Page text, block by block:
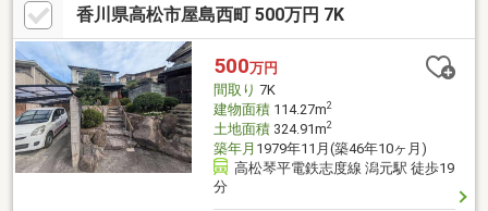
香川県高松市屋島西町 500万円 7K
500万円
間取り 7K
建物面積114.27m2
土地面積324.91m2
築年月 1979年11月(築46年10ヶ月)
高松琴平電鉄志度線 潟元駅 徒歩19
分